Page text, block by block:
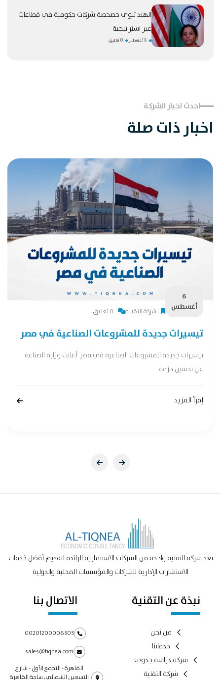
الهند تنوي خصخصة شركات حكومية في قطاعات
غير استراتيجية
6 أغسطس 0 تعليق
احدث اخبار الشركة
اخبار ذات صلة
6
أغسطس
شركة التقنية 0 تعليق
تيسيرات جديدة للمشروعات الصناعية في مصر
تيسيرات جديدة للمشروعات الصناعية في مصر أعلنت وزارة الصناعة
عن تدشين حزمة
إقرأ المزيد
تعد شركة التقنية واحدة من الشركات الاستثمارية الرائدة لتقديم أفضل خدمات
الاستشارات الإدارية للشركات والمؤسسات المحلية والدولية
نبذة عن التقنية
من نحن
خدماتنا
شركة دراسة جدوى
شركة التقنية
الاتصال بنا
00201200006303
sales@tiqnea.com
القاهرة - التجمع الأول - شارع
التسعين الشمالي، ساحة القاهرة